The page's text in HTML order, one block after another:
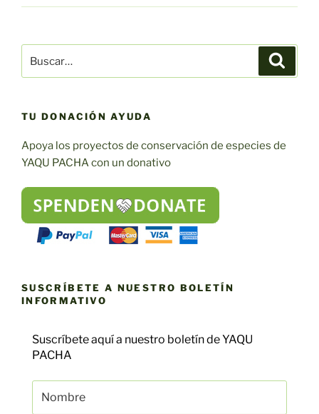
TU DONACIÓN AYUDA
Apoya los proyectos de conservación de especies de
YAQU PACHA con un donativo
SUSCRÍBETE A NUESTRO BOLETÍN
INFORMATIVO
Suscríbete aquí a nuestro boletín de YAQU
PACHA